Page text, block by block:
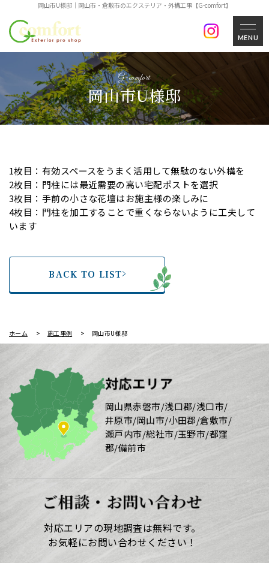
岡山市U様邸｜岡山市・倉敷市のエクステリア・外構工事【G-comfort】
MENU
岡山市U様邸
1枚目：有効スペースをうまく活用して無駄のない外構を
2枚目：門柱には最近需要の高い宅配ポストを選択
3枚目：手前の小さな花壇はお施主様の楽しみに
4枚目：門柱を加工することで重くならないように工夫して
います
BACK TO LIST
ホーム 施工事例 岡山市U様邸
対応エリア
岡山県赤磐市/浅口郡/浅口市/
井原市/岡山市/小田郡/倉敷市/
瀬戸内市/総社市/玉野市/都窪
郡/備前市
ご相談・お問い合わせ
対応エリアの現地調査は無料です。
お気軽にお問い合わせください！